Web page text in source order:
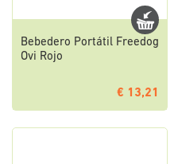
Bebedero Portátil Freedog
Ovi Rojo
€ 13,21